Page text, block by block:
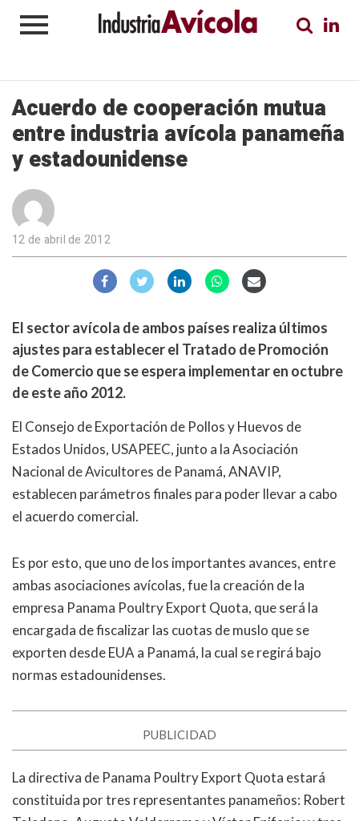
Acuerdo de cooperación mutua
entre industria avícola panameña
y estadounidense
12 de abril de 2012
El sector avícola de ambos países realiza últimos
ajustes para establecer el Tratado de Promoción
de Comercio que se espera implementar en octubre
de este año 2012.
El Consejo de Exportación de Pollos y Huevos de
Estados Unidos, USAPEEC, junto a la Asociación
Nacional de Avicultores de Panamá, ANAVIP,
establecen parámetros finales para poder llevar a cabo
el acuerdo comercial.
Es por esto, que uno de los importantes avances, entre
ambas asociaciones avícolas, fue la creación de la
empresa Panama Poultry Export Quota, que será la
encargada de fiscalizar las cuotas de muslo que se
exporten desde EUA a Panamá, la cual se regirá bajo
normas estadounidenses.
PUBLICIDAD
La directiva de Panama Poultry Export Quota estará
constituida por tres representantes panameños: Robert